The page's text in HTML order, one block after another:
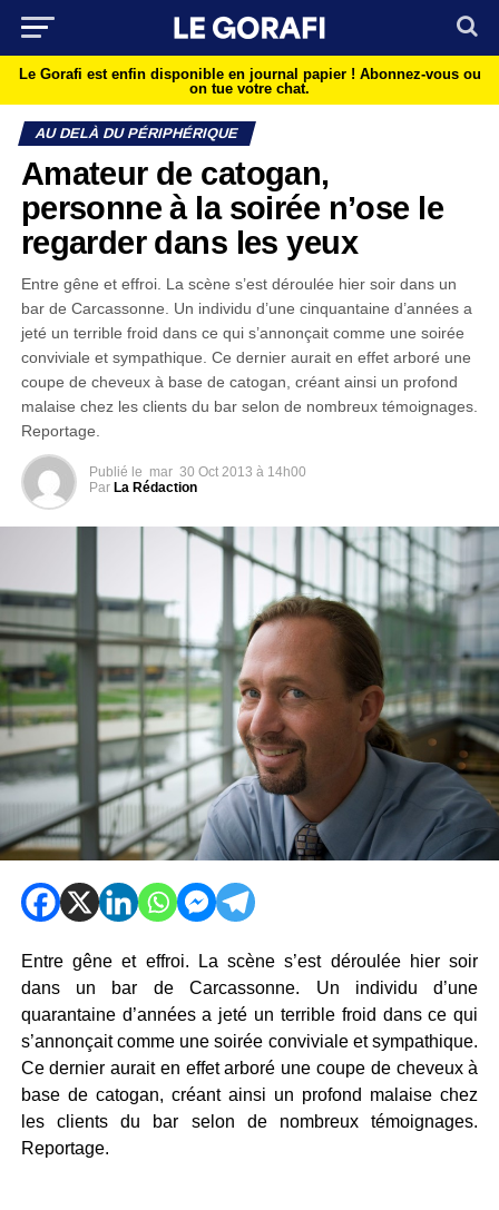
Le Gorafi est enfin disponible en journal papier ! Abonnez-vous ou
on tue votre chat.
AU DELÀ DU PÉRIPHÉRIQUE
Amateur de catogan,
personne à la soirée n’ose le
regarder dans les yeux
Entre gêne et effroi. La scène s’est déroulée hier soir dans un
bar de Carcassonne. Un individu d’une cinquantaine d’années a
jeté un terrible froid dans ce qui s’annonçait comme une soirée
conviviale et sympathique. Ce dernier aurait en effet arboré une
coupe de cheveux à base de catogan, créant ainsi un profond
malaise chez les clients du bar selon de nombreux témoignages.
Reportage.
Publié le mar 30 Oct 2013 à 14h00
Par La Rédaction
Entre gêne et effroi. La scène s’est déroulée hier soir
dans un bar de Carcassonne. Un individu d’une
quarantaine d’années a jeté un terrible froid dans ce qui
s’annonçait comme une soirée conviviale et sympathique.
Ce dernier aurait en effet arboré une coupe de cheveux à
base de catogan, créant ainsi un profond malaise chez
les clients du bar selon de nombreux témoignages.
Reportage.